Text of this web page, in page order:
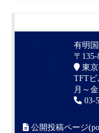
有明
〒135-
東京
TFTビ
月～
03-
公開投稿ページ